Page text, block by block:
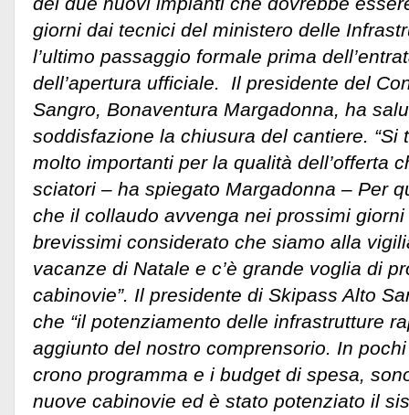
giorni dai tecnici del ministero delle
l’ultimo passaggio formale prima
dell’apertura ufficiale. Il presidente del
Sangro, Bonaventura Margadonna, ha
soddisfazione la chiusura del cantiere. “Si
molto importanti per la qualità dell’offerta
sciatori – ha spiegato Margadonna – Per
che il collaudo avvenga nei prossimi
brevissimi considerato che siamo alla
vacanze di Natale e c’è grande voglia di
cabinovie”. Il presidente di Skipass Alto
che “il potenziamento delle infrastrutture
aggiunto del nostro comprensorio. In
crono programma e i budget di spesa,
nuove cabinovie ed è stato potenziato il